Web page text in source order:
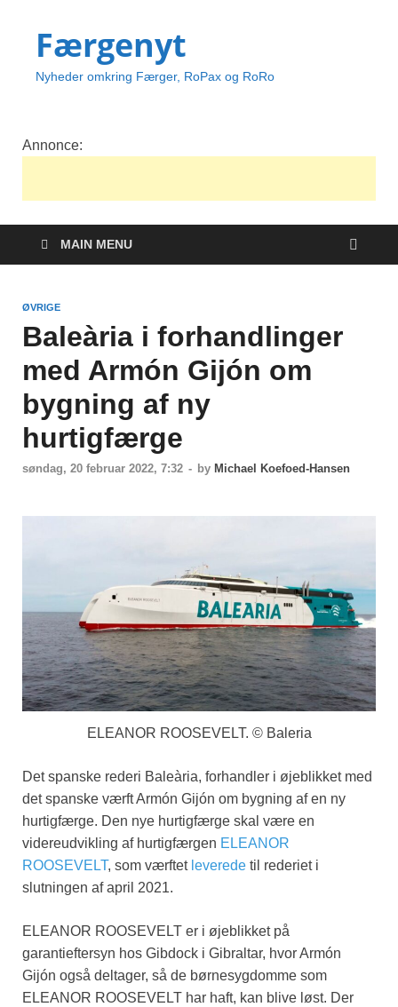
Færgenyt
Nyheder omkring Færger, RoPax og RoRo
Annonce:
MAIN MENU
ØVRIGE
Baleària i forhandlinger
med Armón Gijón om
bygning af ny
hurtigfærge
søndag, 20 februar 2022, 7:32 - by Michael Koefoed-Hansen
ELEANOR ROOSEVELT. © Baleria
Det spanske rederi Baleària, forhandler i øjeblikket med
det spanske værft Armón Gijón om bygning af en ny
hurtigfærge. Den nye hurtigfærge skal være en
videreudvikling af hurtigfærgen ELEANOR
ROOSEVELT, som værftet leverede til rederiet i
slutningen af april 2021.
ELEANOR ROOSEVELT er i øjeblikket på
garantieftersyn hos Gibdock i Gibraltar, hvor Armón
Gijón også deltager, så de børnesygdomme som
ELEANOR ROOSEVELT har haft, kan blive løst. Der